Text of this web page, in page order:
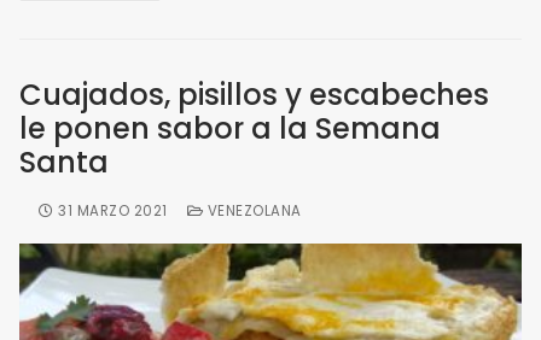
Cuajados, pisillos y escabeches
le ponen sabor a la Semana
Santa
31 MARZO 2021 VENEZOLANA